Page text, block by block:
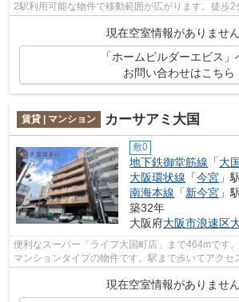
2駅利用可能な物件で移動範囲が広がります。徒歩
現在空室情報がありません
「ホームビルダーエビス」
お問い合わせはこちら
賃貸 | マンション カーサアミ大国
敷0
地下鉄御堂筋線 「大
大阪環状線 「今宮 」
南海本線 「新今宮 」
築32年
大阪府大阪市浪速区
便利なスーパー「ライフ大国町店」まで464mです
マンションタイプの物件です。駅まで歩いてアクセ
離に立地する物件です。共用部には敷地内...
現在空室情報がありません